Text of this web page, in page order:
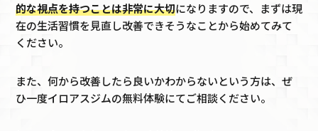
的な視点を持つことは非常に大切になりますので、まずは現
在の生活習慣を見直し改善できそうなことから始めてみて
ください。
また、何から改善したら良いかわからないという方は、ぜ
ひ一度イロアスジムの無料体験にてご相談ください。